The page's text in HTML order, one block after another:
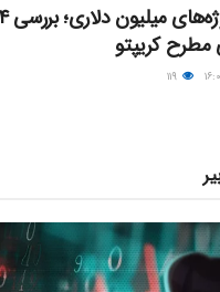
مطرح کریپتو